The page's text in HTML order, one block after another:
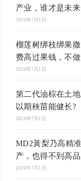
产业，谁才是未来
2026年7月1日
榴莲树绑枝绑果
费高过果钱，不做
2026年7月1日
第二代油棕在土
以期秧苗能健长?
2026年7月1日
MD2黃梨乃高精
产，也得不到高
2026年7月1日